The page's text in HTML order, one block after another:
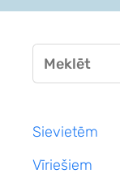
Sievietēm
Vīriešiem